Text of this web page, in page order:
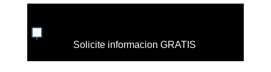
Solicite informacion GRATIS